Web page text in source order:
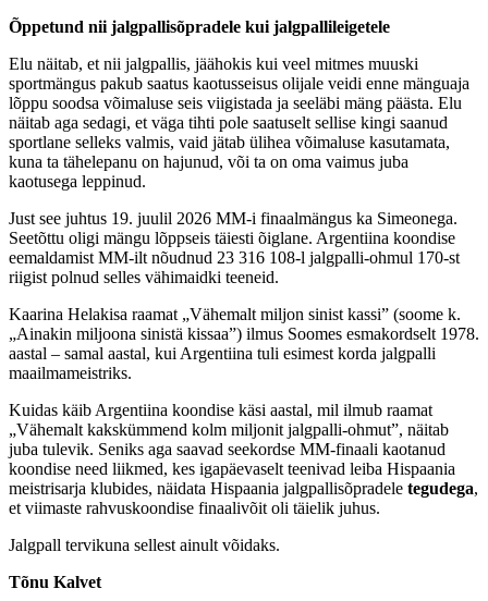
Õppetund nii jalgpallisõpradele kui jalgpallileigetele
Elu näitab, et nii jalgpallis, jäähokis kui veel mitmes muuski
sportmängus pakub saatus kaotusseisus olijale veidi enne mänguaja
lõppu soodsa võimaluse seis viigistada ja seeläbi mäng päästa. Elu
näitab aga sedagi, et väga tihti pole saatuselt sellise kingi saanud
sportlane selleks valmis, vaid jätab ülihea võimaluse kasutamata,
kuna ta tähelepanu on hajunud, või ta on oma vaimus juba
kaotusega leppinud.
Just see juhtus 19. juulil 2026 MM-i finaalmängus ka Simeonega.
Seetõttu oligi mängu lõppseis täiesti õiglane. Argentiina koondise
eemaldamist MM-ilt nõudnud 23 316 108-l jalgpalli-ohmul 170-st
riigist polnud selles vähimaidki teeneid.
Kaarina Helakisa raamat „Vähemalt miljon sinist kassi” (soome k.
„Ainakin miljoona sinistä kissaa”) ilmus Soomes esmakordselt 1978.
aastal – samal aastal, kui Argentiina tuli esimest korda jalgpalli
maailmameistriks.
Kuidas käib Argentiina koondise käsi aastal, mil ilmub raamat
„Vähemalt kakskümmend kolm miljonit jalgpalli-ohmut”, näitab
juba tulevik. Seniks aga saavad seekordse MM-finaali kaotanud
koondise need liikmed, kes igapäevaselt teenivad leiba Hispaania
meistrisarja klubides, näidata Hispaania jalgpallisõpradele tegudega,
et viimaste rahvuskoondise finaalivõit oli täielik juhus.
Jalgpall tervikuna sellest ainult võidaks.
Tõnu Kalvet